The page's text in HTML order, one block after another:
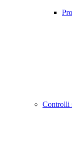
Controlli